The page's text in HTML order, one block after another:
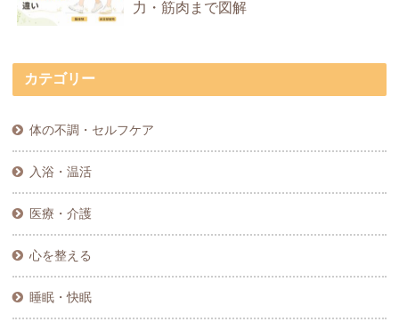
力・筋肉まで図解
カテゴリー
体の不調・セルフケア
入浴・温活
医療・介護
心を整える
睡眠・快眠